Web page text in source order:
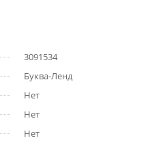
3091534
Буква-Ленд
Нет
Нет
Нет